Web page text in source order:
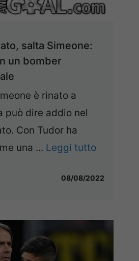
salta Simeone:
un bomber
è rinato a
può dire addio nel
Con Tudor ha
una ... Leggi tutto
08/08/2022